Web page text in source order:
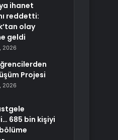
ihanet
reddetti:
olay
geldi
2026
Projesi
2026
685 bin kişiyi